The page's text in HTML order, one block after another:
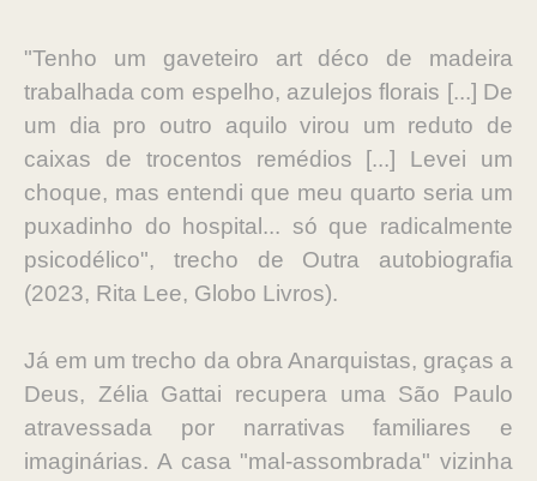
"Tenho um gaveteiro art déco de madeira
trabalhada com espelho, azulejos florais [...] De
um dia pro outro aquilo virou um reduto de
caixas de trocentos remédios [...] Levei um
choque, mas entendi que meu quarto seria um
puxadinho do hospital... só que radicalmente
psicodélico", trecho de Outra autobiografia
(2023, Rita Lee, Globo Livros).
Já em um trecho da obra Anarquistas, graças a
Deus, Zélia Gattai recupera uma São Paulo
atravessada por narrativas familiares e
imaginárias. A casa "mal-assombrada" vizinha